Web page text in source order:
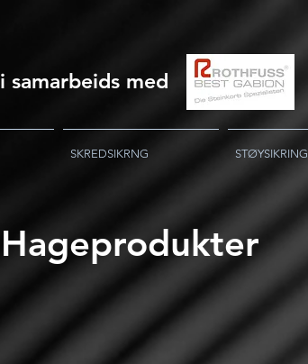
i samarbeids med
SKREDSIKRNG STØYSIKRING
Hageprodukter